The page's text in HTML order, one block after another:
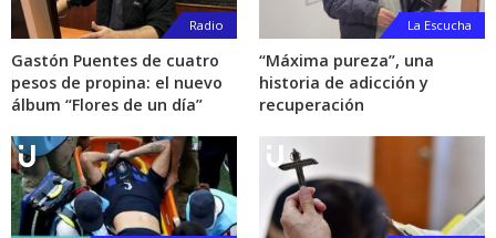
Radio
Gastón Puentes de cuatro
pesos de propina: el nuevo
álbum “Flores de un día”
La Escucha
“Máxima pureza”, una
historia de adicción y
recuperación